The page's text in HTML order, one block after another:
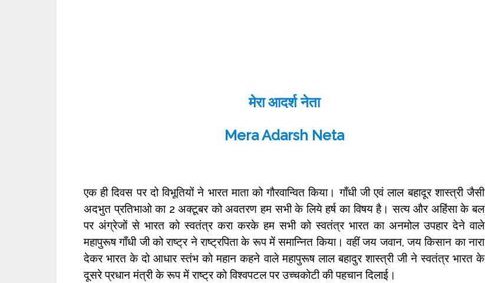
मेरा आदर्श नेता
Mera Adarsh Neta
एक ही दिवस पर दो विभूतियों ने भारत माता को गौरवान्वित किया। गाँधी जी एवं लाल बहादूर शास्त्री जैसी
अदभुत प्रतिभाओ का 2 अक्टूबर को अवतरण हम सभी के लिये हर्ष का विषय है। सत्य और अहिंसा के बल
पर अंग्रेजों से भारत को स्वतंत्र करा करके हम सभी को स्वतंत्र भारत का अनमोल उपहार देने वाले
महापुरूष गाँधी जी को राष्ट्र ने राष्ट्रपिता के रूप में समान्नित किया। वहीं जय जवान, जय किसान का नारा
देकर भारत के दो आधार स्तंभ को महान कहने वाले महापुरूष लाल बहादुर शास्त्री जी ने स्वतंत्र भारत के
दूसरे प्रधान मंत्री के रूप में राष्ट्र को विश्वपटल पर उच्चकोटी की पहचान दिलाई।